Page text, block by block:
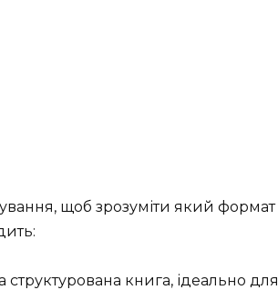
щоб зрозуміти який формат
структурована книга, ідеально для